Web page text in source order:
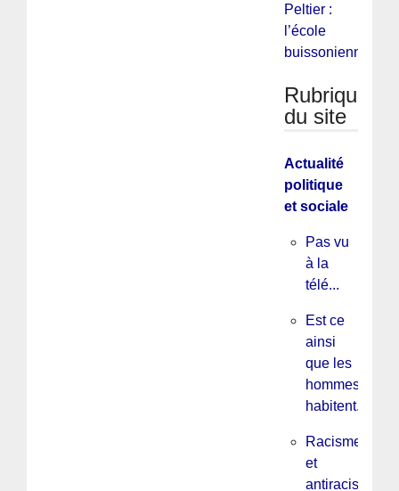
Peltier :
l’école
buissonienne.
Rubriques
du site
Actualité
politique
et sociale
Pas vu
à la
télé...
Est ce
ainsi
que les
hommes
habitent...
Racisme
et
antiracisme